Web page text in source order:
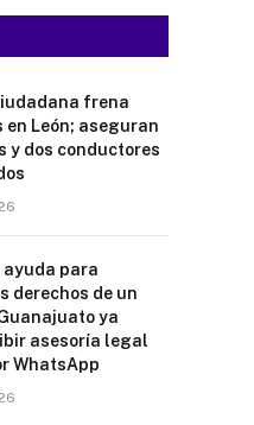
frena
en León; aseguran
y dos conductores
ayuda para
derechos de un
ya
asesoría legal
WhatsApp